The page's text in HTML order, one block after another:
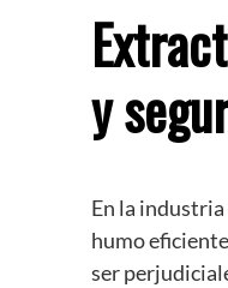
y
En la
humo
ser